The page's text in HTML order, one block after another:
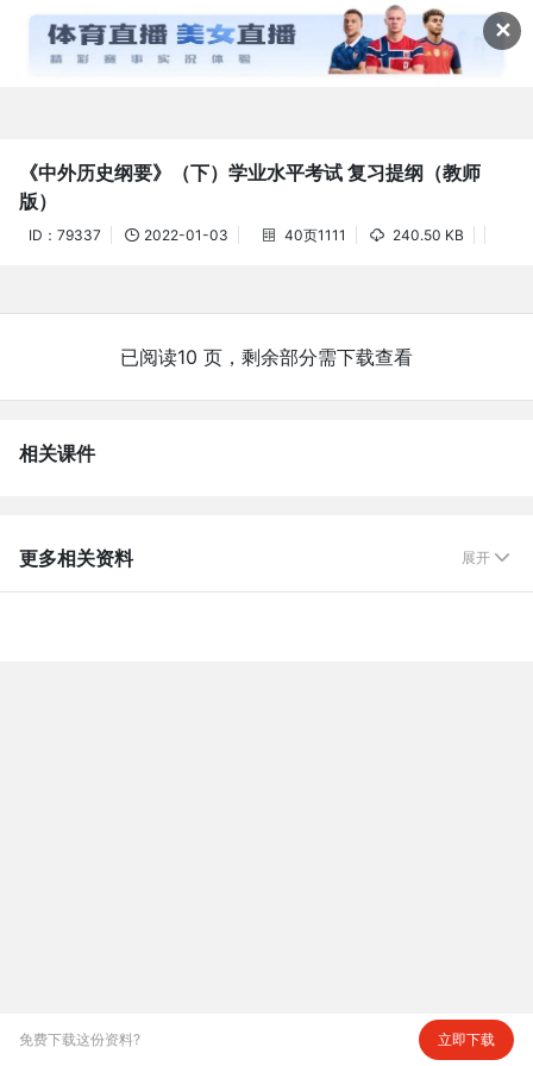
✕
资料详情(61教学网)  
《中外历史纲要》（下）学业水平考试 复习提纲（教师
版）
ID：79337  2022-01-03  40页1111  240.50 KB
已阅读10 页，剩余部分需下载查看
相关课件
更多相关资料 展开 
免费下载这份资料? 立即下载